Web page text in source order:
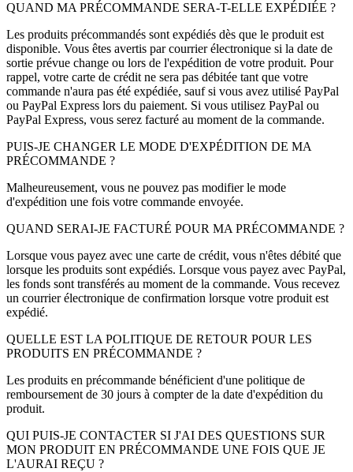
QUAND MA PRÉCOMMANDE SERA-T-ELLE EXPÉDIÉE ?
Les produits précommandés sont expédiés dès que le produit est
disponible. Vous êtes avertis par courrier électronique si la date de
sortie prévue change ou lors de l'expédition de votre produit. Pour
rappel, votre carte de crédit ne sera pas débitée tant que votre
commande n'aura pas été expédiée, sauf si vous avez utilisé PayPal
ou PayPal Express lors du paiement. Si vous utilisez PayPal ou
PayPal Express, vous serez facturé au moment de la commande.
PUIS-JE CHANGER LE MODE D'EXPÉDITION DE MA
PRÉCOMMANDE ?
Malheureusement, vous ne pouvez pas modifier le mode
d'expédition une fois votre commande envoyée.
QUAND SERAI-JE FACTURÉ POUR MA PRÉCOMMANDE ?
Lorsque vous payez avec une carte de crédit, vous n'êtes débité que
lorsque les produits sont expédiés. Lorsque vous payez avec PayPal,
les fonds sont transférés au moment de la commande. Vous recevez
un courrier électronique de confirmation lorsque votre produit est
expédié.
QUELLE EST LA POLITIQUE DE RETOUR POUR LES
PRODUITS EN PRÉCOMMANDE ?
Les produits en précommande bénéficient d'une politique de
remboursement de 30 jours à compter de la date d'expédition du
produit.
QUI PUIS-JE CONTACTER SI J'AI DES QUESTIONS SUR
MON PRODUIT EN PRÉCOMMANDE UNE FOIS QUE JE
L'AURAI REÇU ?